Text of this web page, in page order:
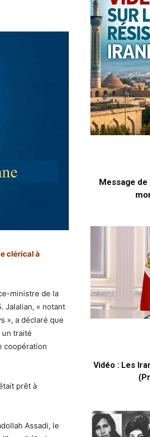
clérical à
ministre de la
Jalalian, « notant
», a déclaré que
traité
coopération
prêt à
Assadi, le
Message de
Vidéo : Les